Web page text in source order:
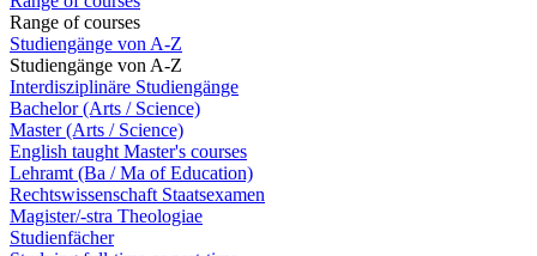
Range of courses
Studiengänge von A-Z
Studiengänge von A-Z
Interdisziplinäre Studiengänge
Bachelor (Arts / Science)
Master (Arts / Science)
English taught Master's courses
Lehramt (Ba / Ma of Education)
Rechtswissenschaft Staatsexamen
Magister/-stra Theologiae
Studienfächer